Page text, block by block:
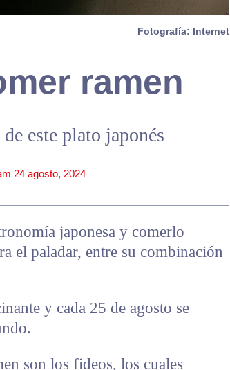
Fotografía: Internet
ramen
este plato japonés
24 agosto, 2024
japonesa y comerlo
el paladar, entre su combinación
y cada 25 de agosto se
son los fideos, los cuales